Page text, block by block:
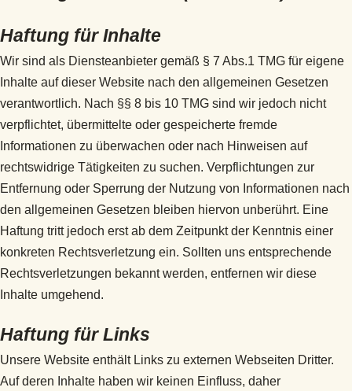
Haftung für Inhalte
Wir sind als Diensteanbieter gemäß § 7 Abs.1 TMG für eigene
Inhalte auf dieser Website nach den allgemeinen Gesetzen
verantwortlich. Nach §§ 8 bis 10 TMG sind wir jedoch nicht
verpflichtet, übermittelte oder gespeicherte fremde
Informationen zu überwachen oder nach Hinweisen auf
rechtswidrige Tätigkeiten zu suchen. Verpflichtungen zur
Entfernung oder Sperrung der Nutzung von Informationen nach
den allgemeinen Gesetzen bleiben hiervon unberührt. Eine
Haftung tritt jedoch erst ab dem Zeitpunkt der Kenntnis einer
konkreten Rechtsverletzung ein. Sollten uns entsprechende
Rechtsverletzungen bekannt werden, entfernen wir diese
Inhalte umgehend.
Haftung für Links
Unsere Website enthält Links zu externen Webseiten Dritter.
Auf deren Inhalte haben wir keinen Einfluss, daher